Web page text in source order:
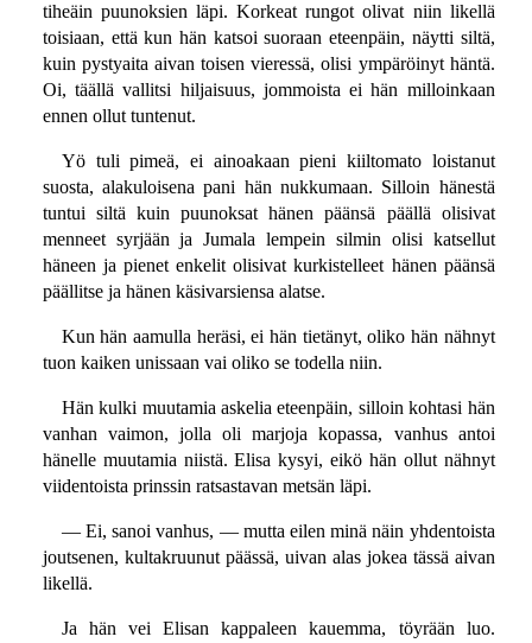
tiheäin puunoksien läpi. Korkeat rungot olivat niin likellä
toisiaan, että kun hän katsoi suoraan eteenpäin, näytti siltä,
kuin pystyaita aivan toisen vieressä, olisi ympäröinyt häntä.
Oi, täällä vallitsi hiljaisuus, jommoista ei hän milloinkaan
ennen ollut tuntenut.
Yö tuli pimeä, ei ainoakaan pieni kiiltomato loistanut
suosta, alakuloisena pani hän nukkumaan. Silloin hänestä
tuntui siltä kuin puunoksat hänen päänsä päällä olisivat
menneet syrjään ja Jumala lempein silmin olisi katsellut
häneen ja pienet enkelit olisivat kurkistelleet hänen päänsä
päällitse ja hänen käsivarsiensa alatse.
Kun hän aamulla heräsi, ei hän tietänyt, oliko hän nähnyt
tuon kaiken unissaan vai oliko se todella niin.
Hän kulki muutamia askelia eteenpäin, silloin kohtasi hän
vanhan vaimon, jolla oli marjoja kopassa, vanhus antoi
hänelle muutamia niistä. Elisa kysyi, eikö hän ollut nähnyt
viidentoista prinssin ratsastavan metsän läpi.
— Ei, sanoi vanhus, — mutta eilen minä näin yhdentoista
joutsenen, kultakruunut päässä, uivan alas jokea tässä aivan
likellä.
Ja hän vei Elisan kappaleen kauemma, töyrään luo.